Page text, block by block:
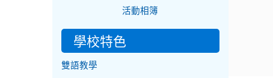
活動相簿
學校特色
雙語教學